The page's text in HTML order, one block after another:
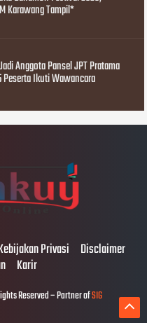
Karawang Tampil*
Anggota Pansel JPT Pratama
Peserta Ikuti Wawancara
Privasi Disclaimer
Karir
Reserved – Partner ofSIG